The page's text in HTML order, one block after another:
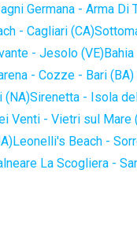
Germana - Arma Di
- Cagliari (CA)
- Jesolo (VE)
- Cozze - Bari (BA)
(NA)Sirenetta - Isola
Venti - Vietri sul Mare
Leonelli's Beach -
La Scogliera -